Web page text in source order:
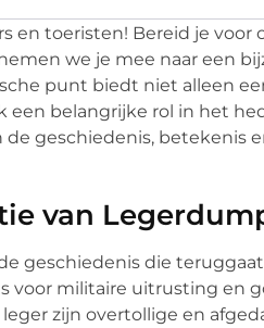
en toeristen! Bereid je voor
we je mee naar een
punt biedt niet alleen
een belangrijke rol in het
de geschiedenis, betekenis
van
geschiedenis die
voor militaire uitrusting en
zijn overtollige en